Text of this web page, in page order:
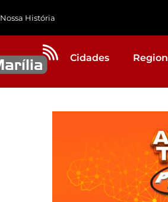
Nossa História
Cidades